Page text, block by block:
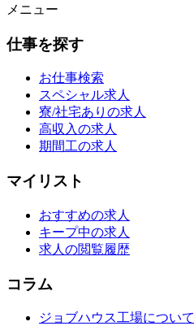
メニュー
仕事を探す
お仕事検索
スペシャル求人
寮/社宅ありの求人
高収入の求人
期間工の求人
マイリスト
おすすめの求人
キープ中の求人
求人の閲覧履歴
コラム
ジョブハウス工場について